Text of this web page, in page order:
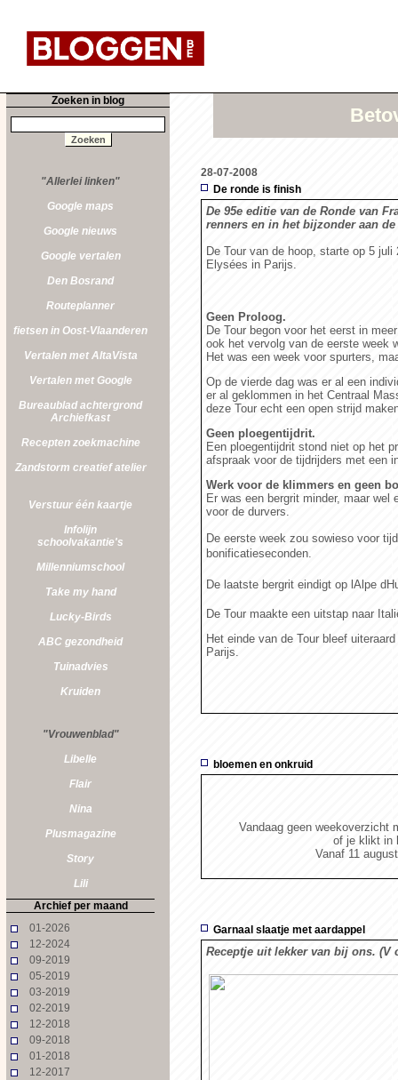
Zoeken in blog
"Allerlei linken"
Google maps
Google nieuws
Google vertalen
Den Bosrand
Routeplanner
fietsen in Oost-Vlaanderen
Vertalen met AltaVista
Vertalen met Google
Bureaublad achtergrond
Archiefkast
Recepten zoekmachine
Zandstorm creatief atelier
Verstuur één kaartje
Infolijn
schoolvakantie's
Millenniumschool
Take my hand
Lucky-Birds
ABC gezondheid
Tuinadvies
Kruiden
"Vrouwenblad"
Libelle
Flair
Nina
Plusmagazine
Story
Lili
Archief per maand
01-2026
12-2024
09-2019
05-2019
03-2019
02-2019
12-2018
09-2018
01-2018
12-2017
28-07-2008
De ronde is finish
De 95e editie van de Ronde van
renners en in het bijzonder aan
De Tour van de hoop, starte op 5
Elysées in Parijs.
Geen Proloog.
De Tour begon voor het eerst in
ook het vervolg van de eerste week
Het was een week voor spurters,
Op de vierde dag was er al een
er al geklommen in het Centraal
deze Tour echt een open strijd
Geen ploegentijdrit.
Een ploegentijdrit stond niet op het
afspraak voor de tijdrijders met een
Werk voor de klimmers en geen
Er was een bergrit minder, maar
voor de durvers.
De eerste week zou sowieso voor
bonificatieseconden.
De laatste bergrit eindigt op lAlpe
De Tour maakte een uitstap naar
Het einde van de Tour bleef
Parijs.
bloemen en onkruid
Vandaag geen weekoverzicht
of je klikt in
Vanaf 11
Garnaal slaatje met aardappel
Receptje uit lekker van bij ons. (V